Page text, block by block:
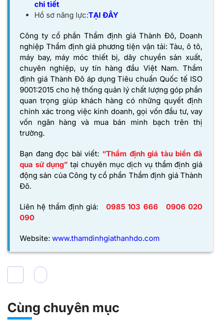
chi tiết
Hồ sơ năng lực:TẠI ĐÂY
Công ty cổ phần Thẩm định giá Thành Đô, Doanh
nghiệp Thẩm định giá phương tiện vận tải: Tàu, ô tô,
máy bay, máy móc thiết bị, dây chuyền sản xuất,
chuyên nghiệp, uy tín hàng đầu Việt Nam. Thẩm
định giá Thành Đô áp dụng Tiêu chuẩn Quốc tế ISO
9001:2015 cho hệ thống quản lý chất lượng góp phần
quan trọng giúp khách hàng có những quyết định
chính xác trong việc kinh doanh, gọi vốn đầu tư, vay
vốn ngân hàng và mua bán minh bạch trên thị
trường.
Bạn đang đọc bài viết: “Thẩm định giá tàu biển đã
qua sử dụng” tại chuyên mục dịch vụ thẩm định giá
động sản của Công ty cổ phần Thẩm định giá Thành
Đô.
Liên hệ thẩm định giá: 0985 103 666
0906 020
090
Website: www.thamdinhgiathanhdo.com
Cùng chuyên mục